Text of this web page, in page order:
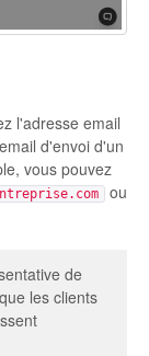
l'adresse email
d'envoi d'un
vous pouvez
ou
de
les clients